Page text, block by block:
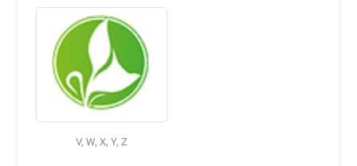
V, W, X, Y, Z